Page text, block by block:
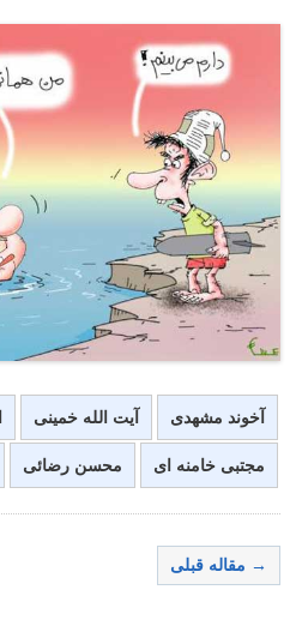
آخوند مشهدی آیت الله خمینی
مجتبی خامنه ای محسن رضائی
→ مقاله قبلی